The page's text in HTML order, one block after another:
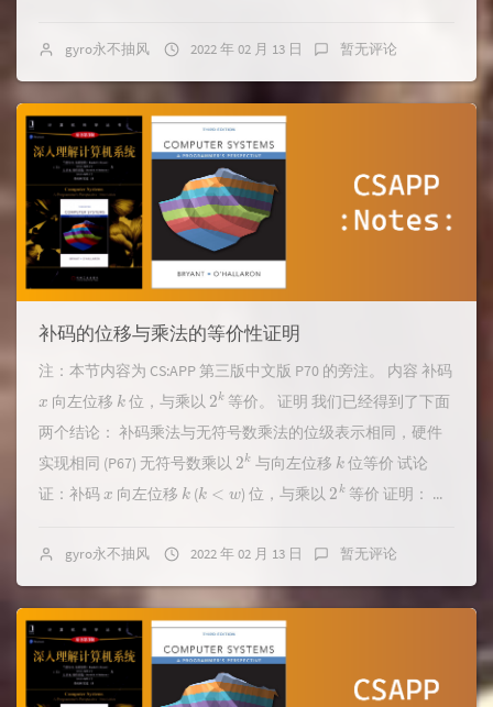
gyro永不抽风 2022 年 02 月 13 日 暂无评论
补码的位移与乘法的等价性证明
注：本节内容为 CS:APP 第三版中文版 P70 的旁注。 内容 补码
向左位移 k位，与乘以 2k 等价。 证明 我们已经得到了下面
两个结论： 补码乘法与无符号数乘法的位级表示相同，硬件
实现相同 (P67) 无符号数乘以 2k 与向左位移 k位等价 试论
证：补码
向左位移 k(k ) 位，与乘以 2k 等价 证明： ...
gyro永不抽风 2022 年 02 月 13 日 暂无评论